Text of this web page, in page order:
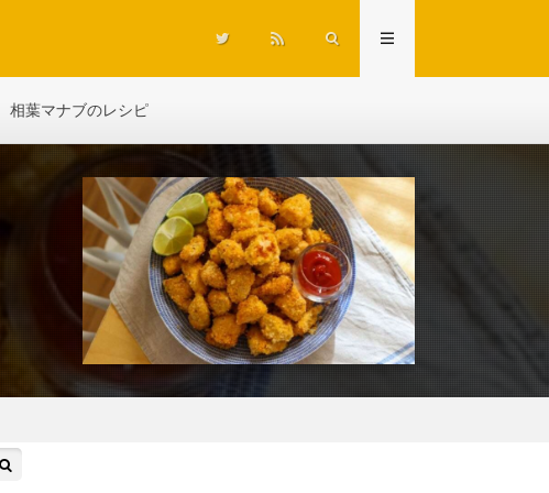
相葉マナブのレシピ